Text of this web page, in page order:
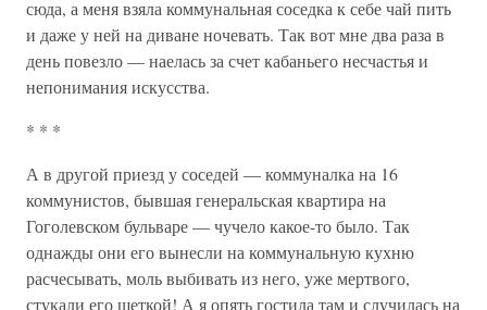
сюда, а меня взяла коммунальная соседка к себе чай пить
и даже у ней на диване ночевать. Так вот мне два раза в
день повезло — наелась за счет кабаньего несчастья и
непонимания искусства.
* * *
А в другой приезд у соседей — коммуналка на 16
коммунистов, бывшая генеральская квартира на
Гоголевском бульваре — чучело какое-то было. Так
однажды они его вынесли на коммунальную кухню
расчесывать, моль выбивать из него, уже мертвого,
стукали его щеткой! А я опять гостила там и случилась на